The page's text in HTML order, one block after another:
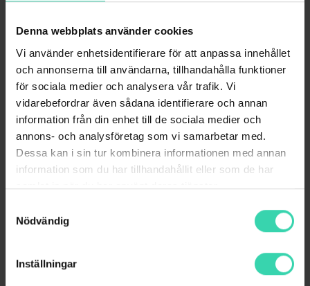
Denna webbplats använder cookies
Vi använder enhetsidentifierare för att anpassa innehållet
och annonserna till användarna, tillhandahålla funktioner
för sociala medier och analysera vår trafik. Vi
vidarebefordrar även sådana identifierare och annan
information från din enhet till de sociala medier och
annons- och analysföretag som vi samarbetar med.
Dessa kan i sin tur kombinera informationen med annan
information som du har tillhandahållit eller som de har
samlat in när du har använt deras tjänster.
Nödvändig
Inställningar
extraanvändare får likt huvudabonnemanget, sitt
eget nummer, obegränsad surf inom Sverige, fria
samtal och SMS samt 20 GB EU-surf. Allt samlas
smidigt på en och samma faktura, och som
huvudanvändare har du full överblick över
abonnemangen direkt i Mitt Sappa.
Ett smartare val för plånboken
Att samla hela familjen i ett och samma
separata mobilabonnemang får du ett kraftfullt
huvudabonnemang och kan sedan lägga till extra
användare till ett lägre månadspris. Det gör att
kostnaden per person sjunker, samtidigt som alla får